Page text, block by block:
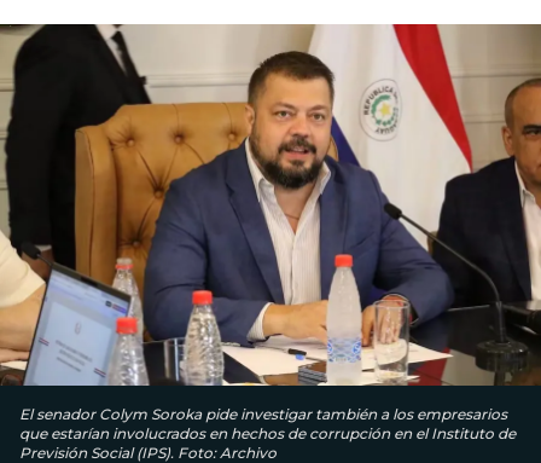
El senador Colym Soroka pide investigar también a los empresarios
que estarían involucrados en hechos de corrupción en el Instituto de
Previsión Social (IPS). Foto: Archivo